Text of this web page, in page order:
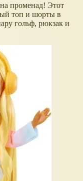
променад! Этот
топ и шорты в
гольф, рюкзак и